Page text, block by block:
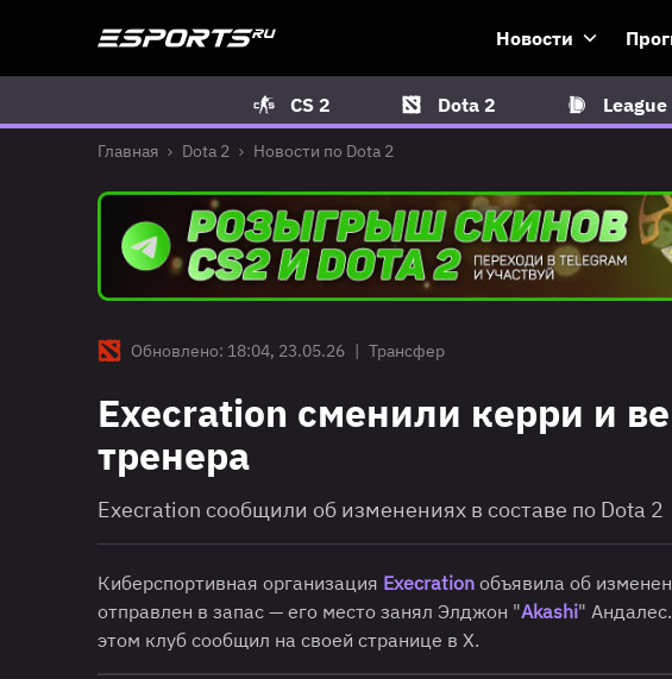
Новости
CS 2 Dota 2
Главная Dota 2 Новости по Dota 2
Обновлено: 18:04, 23.05.26 | Трансфер
Execration сменили керри и
тренера
Execration сообщили об изменениях в составе по Dota 2
Киберспортивная организация Execration объявила об
отправлен в запас — его место занял Элджон "Akashi"
этом клуб сообщил на своей странице в X.